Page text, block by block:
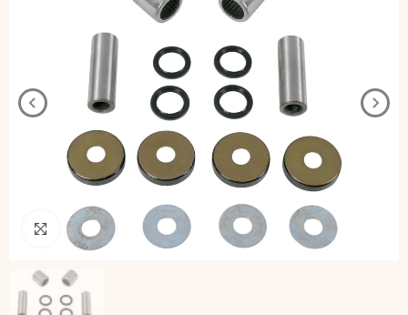
Pincha para agrandar